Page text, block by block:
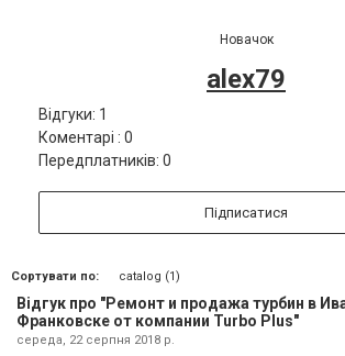
Новачок
alex79
Відгуки: 1
Коментарі : 0
Передплатників: 0
Підписатися
Сортувати по: catalog (1)
Відгук про "Ремонт и продажа турбин в
Франковске от компании Turbo Plus"
середа, 22 серпня 2018 р.